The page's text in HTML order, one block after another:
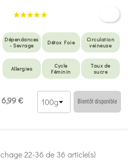
Dépendances
- Sevrage
Détox Foie
Circulation
veineuse
Allergies
Cycle
Féminin
Taux de
sucre
Coeur
lourds
lente
intense
6,99 € Bientôt disponible
22-36 de 36 article(s)